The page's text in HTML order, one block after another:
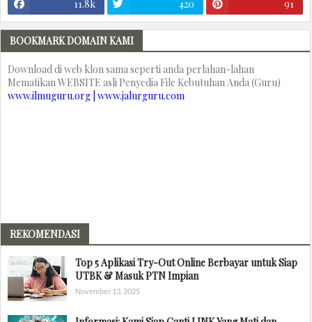
11.8k 420 91
BOOKMARK DOMAIN KAMI
Download di web klon sama seperti anda perlahan-lahan
Mematikan WEBSITE asli Penyedia File Kebutuhan Anda (Guru)
www.ilmuguru.org | www.jalurguru.com
REKOMENDASI
Top 5 Aplikasi Try-Out Online Berbayar untuk Siap
UTBK & Masuk PTN Impian
November 13, 2025